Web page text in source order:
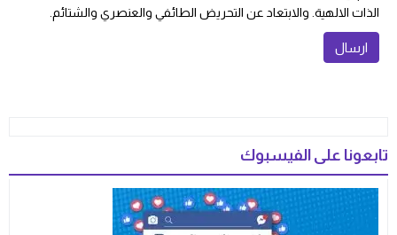
الذات الالهية. والابتعاد عن التحريض الطائفي والعنصري والشتائم.
تابعونا على الفيسبوك